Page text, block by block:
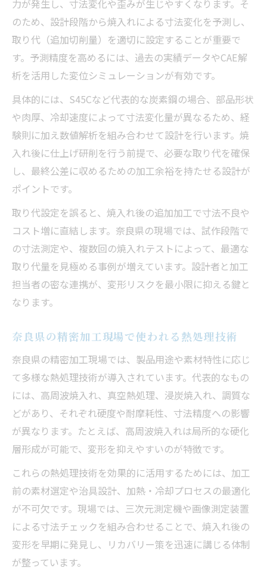
寸法変化を最小化する焼入れ技術の工夫
精密加工で有効な焼入れ技術の選び方
熱処理による寸法変化を抑える加工の工夫
焼入れ変形を最小にするための精密加工法
奈良県で注目される新しい焼入れ技術の紹
介
取り代設計と焼入れ技術の最適な組み合わ
せ
効率×信頼性を高める精密加工と熱処理
方
熱処理と焼入れ工程の効率化ポイント
信頼性の高い精密加工を実現する設計術
奈良県の現場で求められる高効率な加工フ
響
力が発生し、寸法変化や歪みが生じやすくなります。そ
のため、設計段階から焼入れによる寸法変化を予測し、
取り代（追加切削量）を適切に設定することが重要で
す。予測精度を高めるには、過去の実績データやCAE解
析を活用した変位シミュレーションが有効です。
具体的には、S45Cなど代表的な炭素鋼の場合、部品形状
や肉厚、冷却速度によって寸法変化量が異なるため、経
験則に加え数値解析を組み合わせて設計を行います。焼
入れ後に仕上げ研削を行う前提で、必要な取り代を確保
し、最終公差に収めるための加工余裕を持たせる設計が
ポイントです。
取り代設定を誤ると、焼入れ後の追加加工で寸法不良や
コスト増に直結します。奈良県の現場では、試作段階で
の寸法測定や、複数回の焼入れテストによって、最適な
取り代量を見極める事例が増えています。設計者と加工
担当者の密な連携が、変形リスクを最小限に抑える鍵と
なります。
奈良県の精密加工現場で使われる熱処理技術
奈良県の精密加工現場では、製品用途や素材特性に応じ
て多様な熱処理技術が導入されています。代表的なもの
には、高周波焼入れ、真空熱処理、浸炭焼入れ、調質な
どがあり、それぞれ硬度や耐摩耗性、寸法精度への影響
が異なります。たとえば、高周波焼入れは局所的な硬化
層形成が可能で、変形を抑えやすいのが特徴です。
これらの熱処理技術を効果的に活用するためには、加工
前の素材選定や治具設計、加熱・冷却プロセスの最適化
が不可欠です。現場では、三次元測定機や画像測定装置
による寸法チェックを組み合わせることで、焼入れ後の
変形を早期に発見し、リカバリー策を迅速に講じる体制
が整っています。